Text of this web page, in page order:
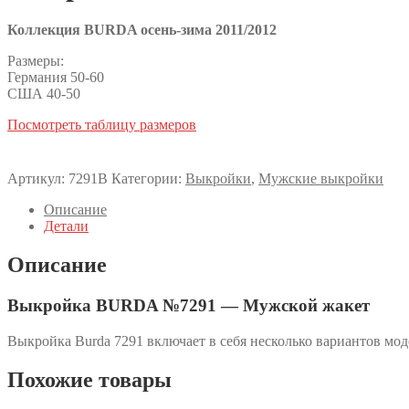
Коллекция BURDA осень-зима 2011/2012
Размеры:
Германия 50-60
США 40-50
Посмотреть таблицу размеров
Артикул: 7291B Категории: Выкройки, Мужские выкройки
Описание
Детали
Описание
Выкройка BURDA №7291 — Мужской жакет
Выкройка Burda 7291 включает в себя несколько вариантов
Похожие товары